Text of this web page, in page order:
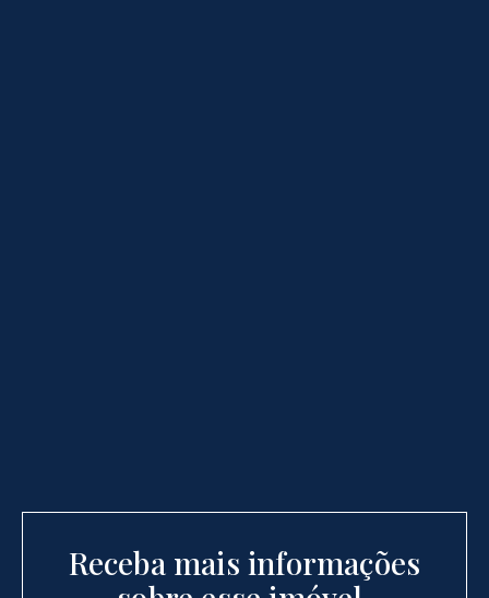
Receba mais informações